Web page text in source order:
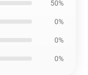
50%
0%
0%
0%